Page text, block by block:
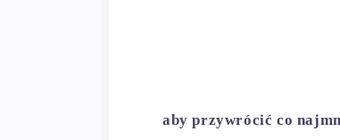
aby przywrócić co